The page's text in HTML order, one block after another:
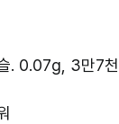
. 0.07g, 3만7